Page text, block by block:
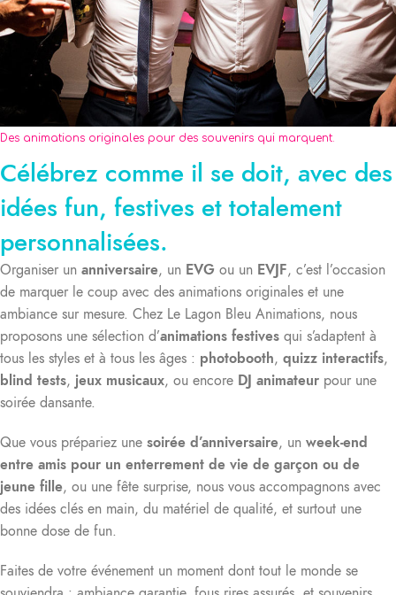
Des animations originales pour des souvenirs qui marquent.
Célébrez comme il se doit, avec des
idées fun, festives et totalement
personnalisées.
Organiser un anniversaire, un EVG ou un EVJF, c’est l’occasion
de marquer le coup avec des animations originales et une
ambiance sur mesure. Chez Le Lagon Bleu Animations, nous
proposons une sélection d’animations festives qui s’adaptent à
tous les styles et à tous les âges : photobooth, quizz interactifs,
blind tests, jeux musicaux, ou encore DJ animateur pour une
soirée dansante.
Que vous prépariez une soirée d’anniversaire, un week-end
entre amis pour un enterrement de vie de garçon ou de
jeune fille, ou une fête surprise, nous vous accompagnons avec
des idées clés en main, du matériel de qualité, et surtout une
bonne dose de fun.
Faites de votre événement un moment dont tout le monde se